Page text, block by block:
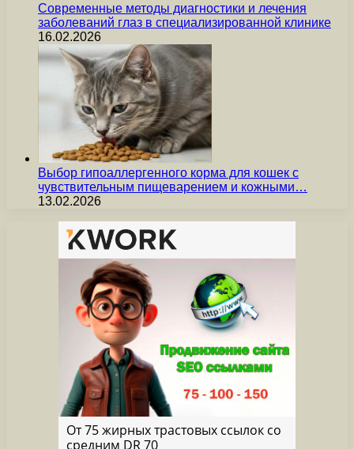
Современные методы диагностики и лечения
заболеваний глаз в специализированной клинике
16.02.2026
Выбор гипоаллергенного корма для кошек с
чувствительным пищеварением и кожными…
13.02.2026